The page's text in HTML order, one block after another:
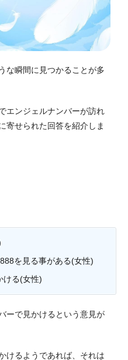
な瞬間に見つかることが多
エンジェルナンバーが訪れ
寄せられた回答を紹介しま
を見る事がある(女性)
ける(女性)
ーで見かけるという意見が
けるようであれば、それは